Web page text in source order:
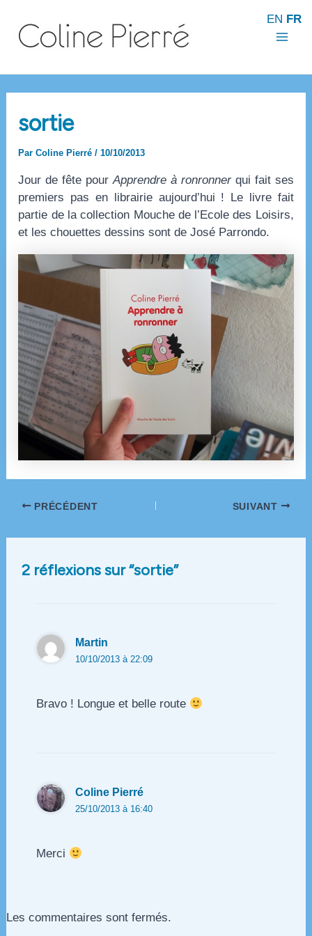
contenu
sortie
ParColine Pierré/10/10/2013
Jour de fête pourApprendre à ronronnerqui fait ses
premiers pas en librairie aujourd’hui ! Le livre fait
partie de la collection Mouche de l’Ecole des Loisirs,
et les chouettes dessins sont de José Parrondo.
Navigation
articles
PRÉCÉDENT SUIVANT
2 réflexions sur “sortie”
Martin
10/10/2013 à 22:09
Bravo ! Longue et belle route
Coline Pierré
25/10/2013 à 16:40
Merci
Les commentaires sont fermés.
EN FR